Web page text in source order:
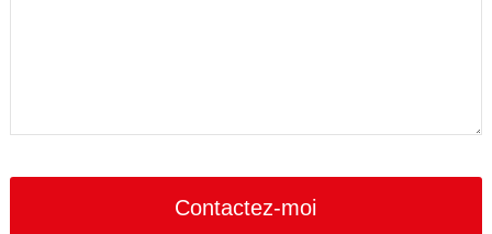
Contactez-moi